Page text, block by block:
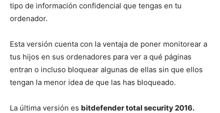
tipo de información confidencial que tengas en tu
ordenador.
Esta versión cuenta con la ventaja de poner monitorear a
tus hijos en sus ordenadores para ver a qué páginas
entran o incluso bloquear algunas de ellas sin que ellos
tengan la menor idea de que las has bloqueado.
La última versión es bitdefender total security 2016.